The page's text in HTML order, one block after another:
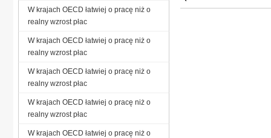
W krajach OECD łatwiej o pracę niż o
realny wzrost płac
W krajach OECD łatwiej o pracę niż o
realny wzrost płac
W krajach OECD łatwiej o pracę niż o
realny wzrost płac
W krajach OECD łatwiej o pracę niż o
realny wzrost płac
W krajach OECD łatwiej o pracę niż o